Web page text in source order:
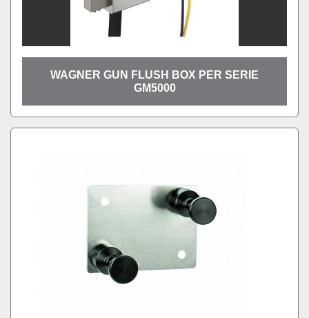
WAGNER GUN FLUSH BOX PER SERIE
GM5000